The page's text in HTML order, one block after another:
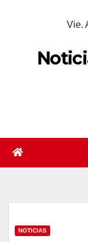
Vie.
NOTICIAS